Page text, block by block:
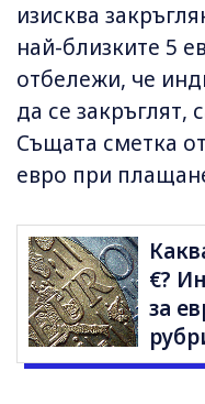
изисква
най-близките 5
отбележи, че
да се закръглят,
Същата сметка
евро при
€?
за